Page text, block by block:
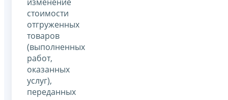
стоимости
отгруженных
товаров
(выполненных
работ,
оказанных
услуг),
переданных